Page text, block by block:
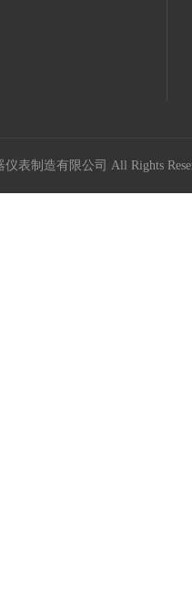
表制造有限公司 All Rights